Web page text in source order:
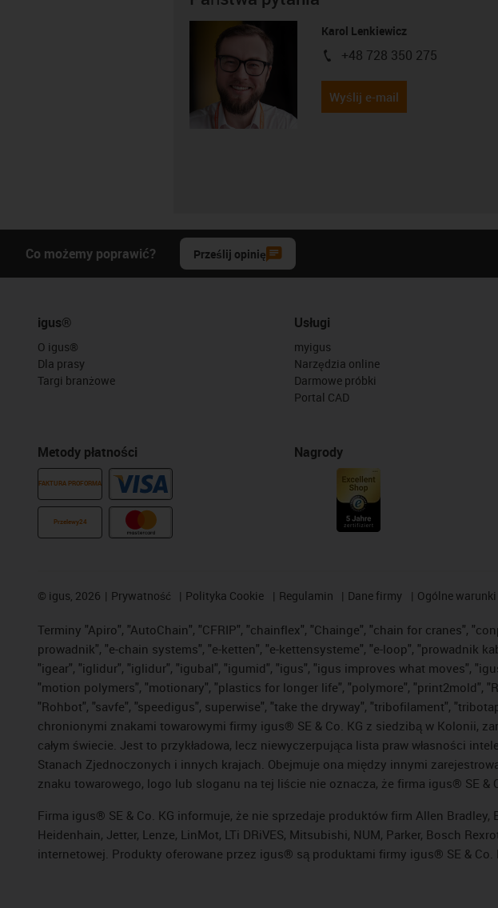
Karol Lenkiewicz
igus-icon-phone
+48 728 350 275
Wyślij e-mail
Co możemy poprawić? Prześlij opinię
igus®
O igus®
Dla prasy
Targi branżowe
Metody płatności
FAKTURA PROFORMA
Przelewy24
Usługi
myigus
Narzędzia online
Darmowe próbki
Portal CAD
Nagrody
© igus, 2026 Prywatność Polityka Cookie Regulamin Dane firmy Ogólne
Terminy "Apiro", "AutoChain", "CFRIP", "chainflex", "Chainge", "chain for cranes",
prowadnik", "e-chain systems", "e-ketten", "e-kettensysteme", "e-loop", "prowadnik
"igear", "iglidur", "iglidur", "igubal", "igumid", "igus", "igus improves what moves",
"motion polymers", "motionary", "plastics for longer life", "polymore", "print2mold",
"Rohbot", "savfe", "speedigus", superwise", "take the dryway", "tribofilament",
chronionymi znakami towarowymi firmy igus® SE & Co. KG z siedzibą w Kolonii,
całym świecie. Jest to przykładowa, lecz niewyczerpująca lista praw własności
Stanach Zjednoczonych i innych krajach. Obejmuje ona między innymi
znaku towarowego, logo lub sloganu na tej liście nie oznacza, że firma igus® SE &
Firma igus® SE & Co. KG informuje, że nie sprzedaje produktów firm Allen Bradley,
Heidenhain, Jetter, Lenze, LinMot, LTi DRiVES, Mitsubishi, NUM, Parker, Bosch
internetowej. Produkty oferowane przez igus® są produktami firmy igus® SE & Co.